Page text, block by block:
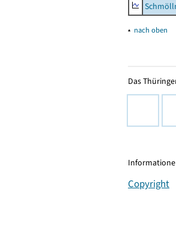
▴ nach oben
Das
Copyright